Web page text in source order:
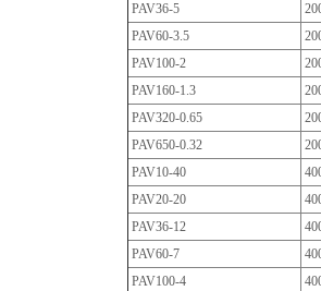
PAV36-5
PAV60-3.5
PAV100-2
PAV160-1.3
PAV320-0.65
PAV650-0.32
PAV10-40
PAV20-20
PAV36-12
PAV60-7
PAV100-4